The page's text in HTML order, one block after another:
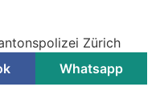
Zürich
Whatsapp